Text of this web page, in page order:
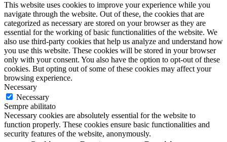
32x35(0)
32x62 (0)
33x33(0)
33X33cm,19x19x10h(0)
33x40(0)
35 cm(0)
350 gr(0)
350x500 cm
35x38
37x40
37x50(0)
38X38(0)
This website uses cookies to improve your experience while you
navigate through the website. Out of these, the cookies that are
categorized as necessary are stored on your browser as they are
essential for the working of basic functionalities of the website. We
also use third-party cookies that help us analyze and understand how
you use this website. These cookies will be stored in your browser
only with your consent. You also have the option to opt-out of these
cookies. But opting out of some of these cookies may affect your
browsing experience.
Necessary
Necessary
Sempre abilitato
Necessary cookies are absolutely essential for the website to
function properly. These cookies ensure basic functionalities and
security features of the website, anonymously.